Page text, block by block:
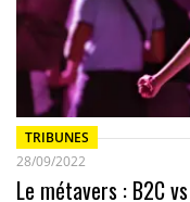
TRIBUNES
28/09/2022
Le métavers : B2C